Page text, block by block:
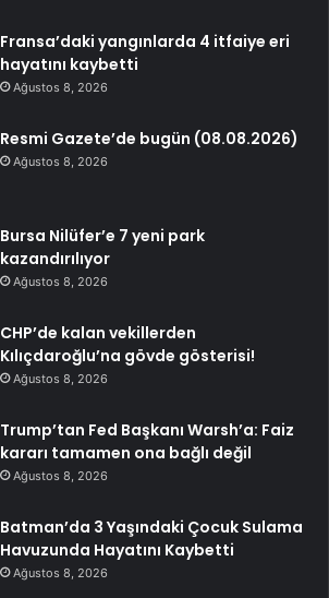
Fransa’daki yangınlarda 4 itfaiye eri
hayatını kaybetti
Ağustos 8, 2026
Resmi Gazete’de bugün (08.08.2026)
Ağustos 8, 2026
Bursa Nilüfer’e 7 yeni park
kazandırılıyor
Ağustos 8, 2026
CHP’de kalan vekillerden
Kılıçdaroğlu’na gövde gösterisi!
Ağustos 8, 2026
Trump’tan Fed Başkanı Warsh’a: Faiz
kararı tamamen ona bağlı değil
Ağustos 8, 2026
Batman’da 3 Yaşındaki Çocuk Sulama
Havuzunda Hayatını Kaybetti
Ağustos 8, 2026